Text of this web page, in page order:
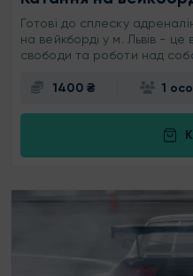
Готові до сплеску
на вейкборді у м. Львів - це
свободи та роботи над
1400 ₴ 1